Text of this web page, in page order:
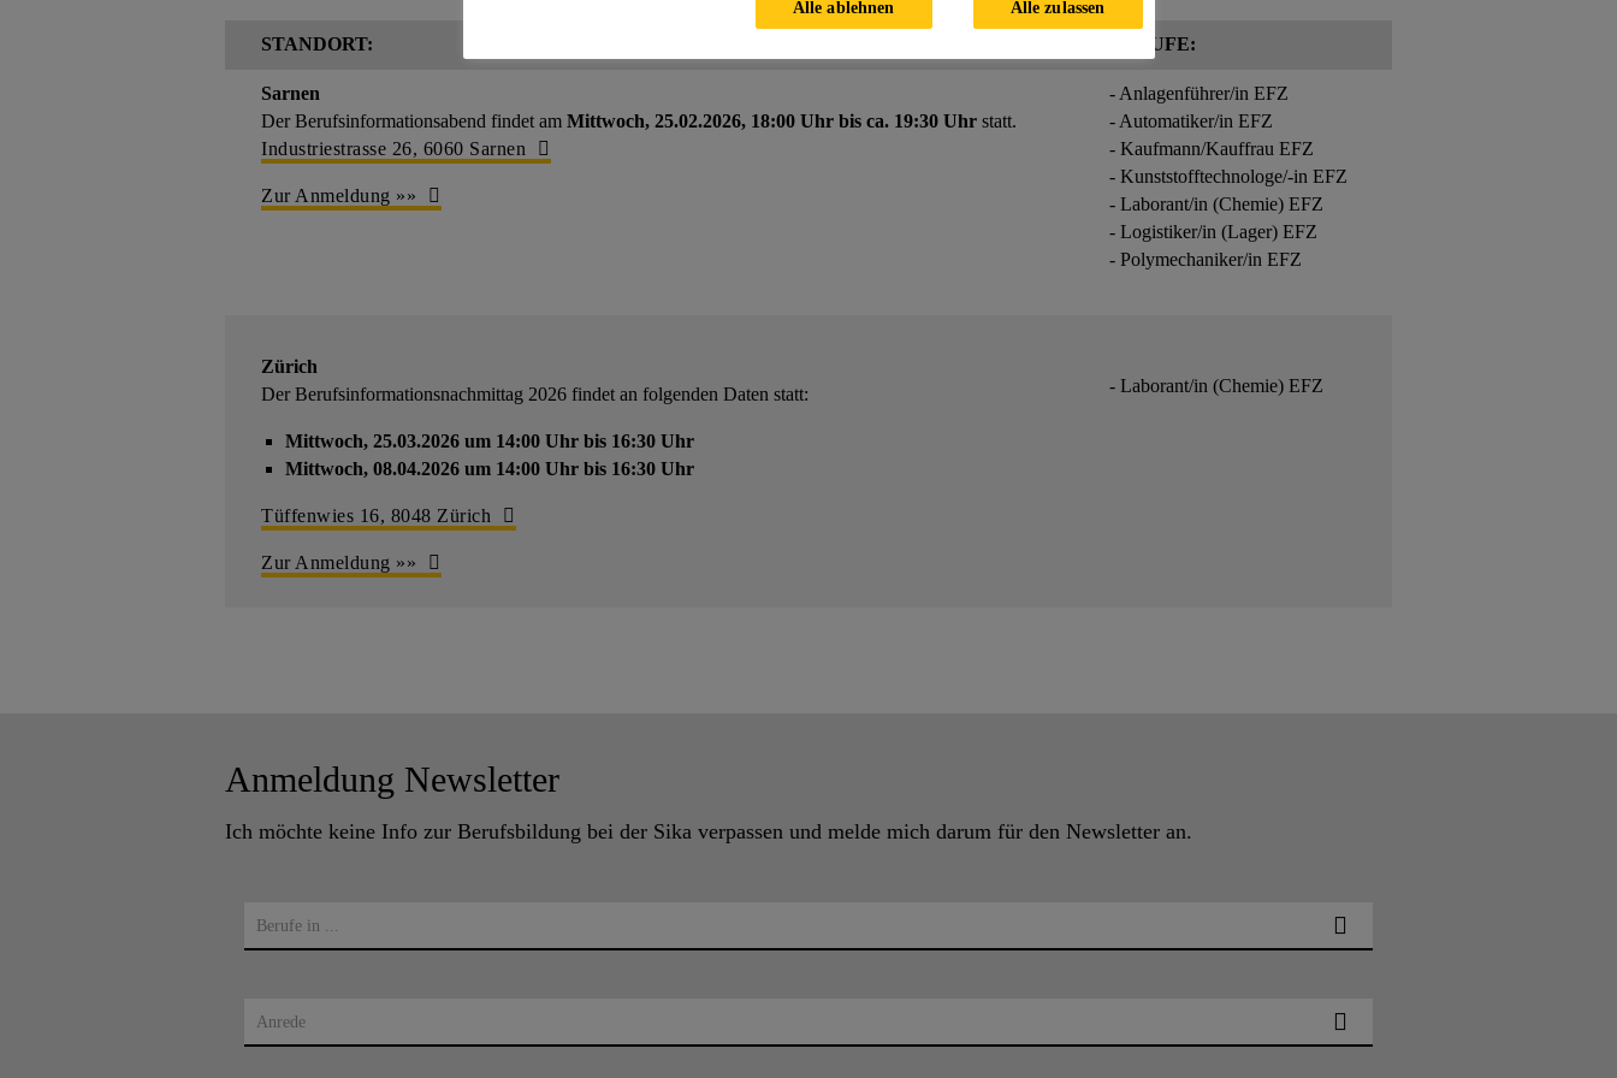
STANDORT: BERUFE:
Sarnen
Der Berufsinformationsabend findet am Mittwoch, 25.02.2026, 18:00 Uhr bis ca. 19:30 Uhr statt.
Industriestrasse 26, 6060 Sarnen
Zur Anmeldung »»
- Anlagenführer/in EFZ
- Automatiker/in EFZ
- Kaufmann/Kauffrau EFZ
- Kunststofftechnologe/-in EFZ
- Laborant/in (Chemie) EFZ
- Logistiker/in (Lager) EFZ
- Polymechaniker/in EFZ
Zürich
Der Berufsinformationsnachmittag 2026 findet an folgenden Daten statt:
Mittwoch, 25.03.2026 um 14:00 Uhr bis 16:30 Uhr
Mittwoch, 08.04.2026 um 14:00 Uhr bis 16:30 Uhr
Tüffenwies 16, 8048 Zürich
Zur Anmeldung »»
- Laborant/in (Chemie) EFZ
Anmeldung Newsletter
Ich möchte keine Info zur Berufsbildung bei der Sika verpassen und melde mich darum für den Newsletter an.
Berufe in ...
Anrede
Alle ablehnen Alle zulassen